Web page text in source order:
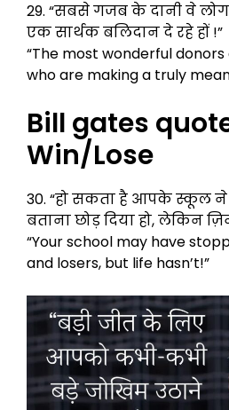
29. “सबसे गजब के दानी वे लोग
एक सार्थक बलिदान दे रहे हों !”
“The most wonderful
who are making a truly
Bill gates
Win/Lose
30. “हो सकता है आपके स्कूल
बताना छोड़ दिया हो, लेकिन
“Your school may have
and losers, but life hasn’t!”